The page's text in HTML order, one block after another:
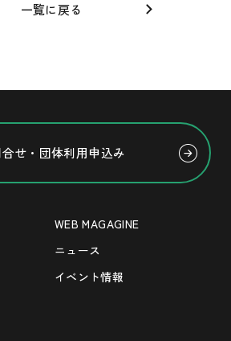
一覧に戻る
せ・団体利用申込み
WEB MAGAGINE
ニュース
イベント情報